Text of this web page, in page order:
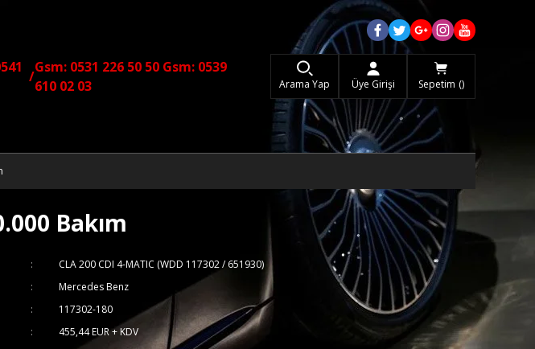
/
Gsm: 0531 226 50 50 Gsm: 0539
610 02 03
Arama Yap Üye Girişi Sepetim
Bakım
CLA 200 CDI 4-MATIC (WDD 117302 / 651930)
Mercedes Benz
117302-180
455,44 EUR + KDV